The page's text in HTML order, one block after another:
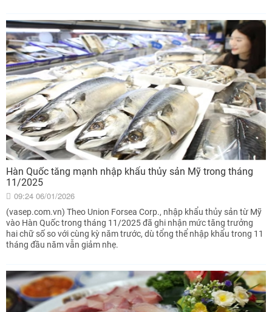
Hàn Quốc tăng mạnh nhập khẩu thủy sản Mỹ trong tháng
11/2025
09:24 06/01/2026
(vasep.com.vn) Theo Union Forsea Corp., nhập khẩu thủy sản từ Mỹ
vào Hàn Quốc trong tháng 11/2025 đã ghi nhận mức tăng trưởng
hai chữ số so với cùng kỳ năm trước, dù tổng thể nhập khẩu trong 11
tháng đầu năm vẫn giảm nhẹ.